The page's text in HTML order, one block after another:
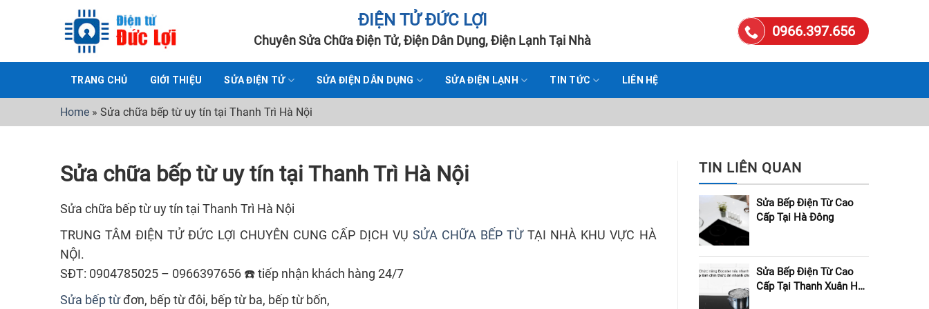
ĐIỆN TỬ ĐỨC LỢI
Chuyên Sửa Chữa Điện Tử, Điện Dân Dụng, Điện Lạnh Tại Nhà
0966.397.656
TRANG CHỦ GIỚI THIỆU SỬA ĐIỆN TỬ SỬA ĐIỆN DÂN DỤNG SỬA ĐIỆN LẠNH TIN TỨC LIÊN HỆ
Home » Sửa chữa bếp từ uy tín tại Thanh Trì Hà Nội
Sửa chữa bếp từ uy tín tại Thanh Trì Hà Nội
Sửa chữa bếp từ uy tín tại Thanh Trì Hà Nội
TRUNG TÂM ĐIỆN TỬ ĐỨC LỢI CHUYÊN CUNG CẤP DỊCH VỤSỬA CHỮA BẾP TỪTẠI NHÀ KHU VỰC HÀ
NỘI.
SĐT: 0904785025 – 0966397656 ☎️ tiếp nhận khách hàng 24/7
Sửa bếp từđơn, bếp từ đôi, bếp từ ba, bếp từ bốn,
TIN LIÊN QUAN
Sửa Bếp Điện Từ Cao
Cấp Tại Hà Đông
Sửa Bếp Điện Từ Cao
Cấp Tại Thanh Xuân Hà